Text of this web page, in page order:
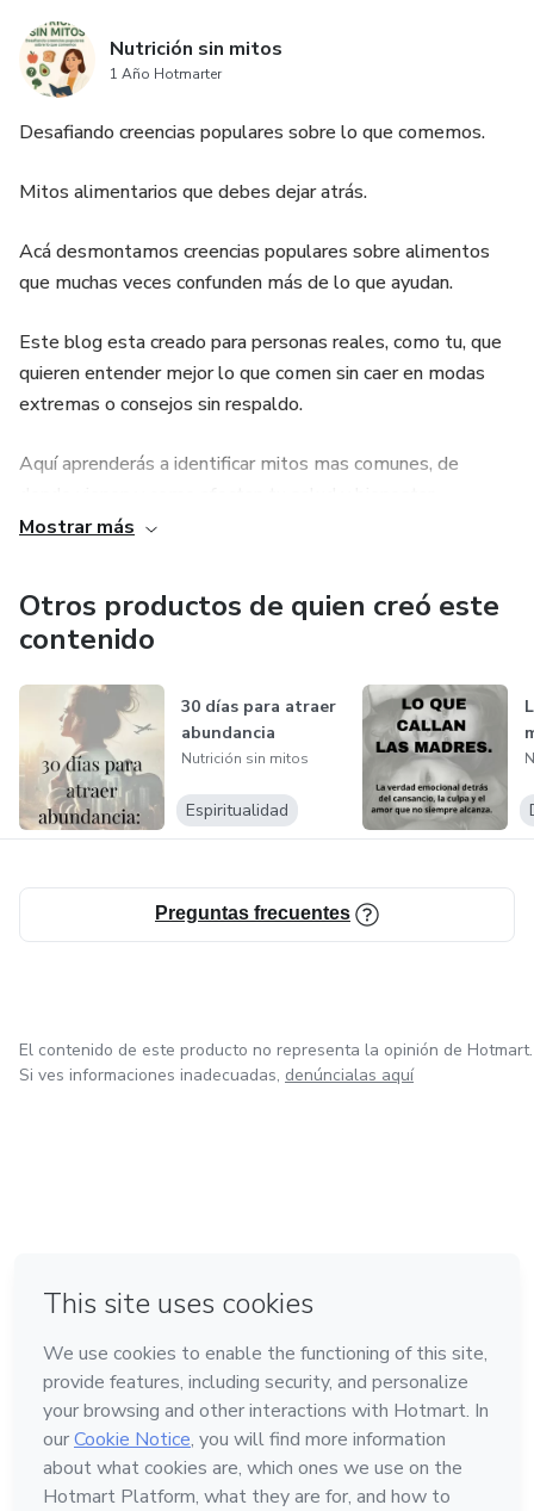
QUIERES RENDIRTE.
- Buscas una guía cercana, sin juicios, que te abrace
mientras vuelves a ti.
Nutrición sin mitos
1 Año Hotmarter
Desafiando creencias populares sobre lo que comemos.
Mitos alimentarios que debes dejar atrás.
Acá desmontamos creencias populares sobre alimentos
que muchas veces confunden más de lo que ayudan.
Este blog esta creado para personas reales, como tu, que
quieren entender mejor lo que comen sin caer en modas
extremas o consejos sin respaldo.
Aquí aprenderás a identificar mitos mas comunes, de
Empieza a comer con conocimiento y libertad. Transforma
tu relación con la comida desde la información, no desde el
Mostrar más
Otros productos de quien creó este
contenido
30 días para atraer
abundancia
Nutrición sin mitos
Espiritualidad
Preguntas frecuentes
El contenido de este producto no representa la opinión de Hotmart.
Si ves informaciones inadecuadas, denúncialas aquí
Hecho con❤ en Ciudad de México
Conoce Hotmart
Idioma